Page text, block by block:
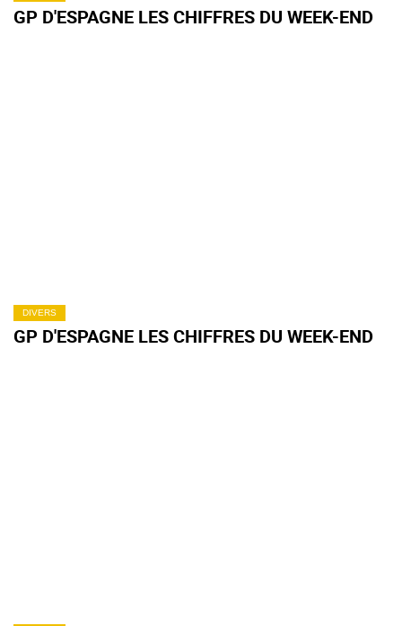
GP D'ESPAGNE LES CHIFFRES DU WEEK-END
DIVERS
GP D'ESPAGNE LES CHIFFRES DU WEEK-END